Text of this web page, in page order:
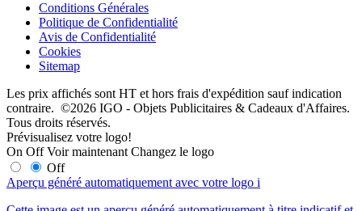
Conditions Générales
Politique de Confidentialité
Avis de Confidentialité
Cookies
Sitemap
Les prix affichés sont HT et hors frais d'expédition sauf indication
contraire. ©2026 IGO - Objets Publicitaires & Cadeaux d'Affaires.
Tous droits réservés.
Prévisualisez votre logo!
On Off Voir maintenant Changez le logo
Off
Aperçu généré automatiquement avec votre logo i